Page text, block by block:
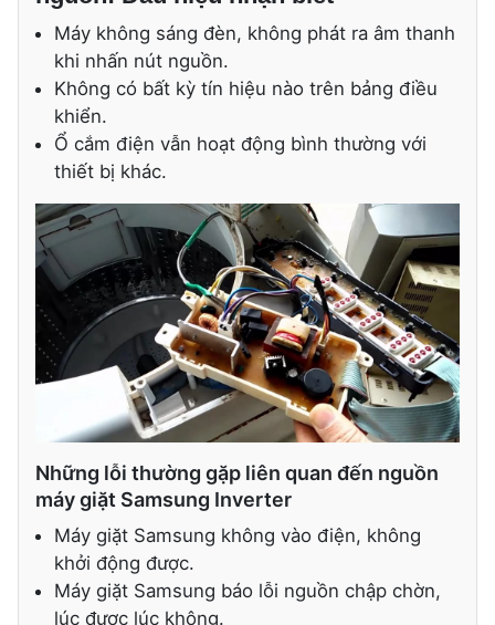
Máy không sáng đèn, không phát ra âm thanh
khi nhấn nút nguồn.
Không có bất kỳ tín hiệu nào trên bảng điều
khiển.
Ổ cắm điện vẫn hoạt động bình thường với
thiết bị khác.
Những lỗi thường gặp liên quan đến nguồn
máy giặt Samsung Inverter
Máy giặt Samsung không vào điện, không
khởi động được.
Máy giặt Samsung báo lỗi nguồn chập chờn,
lúc được lúc không.